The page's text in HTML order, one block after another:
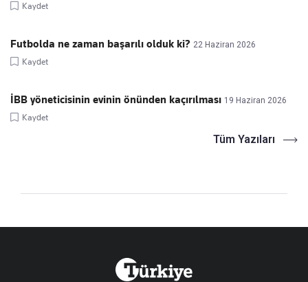
Kaydet
Futbolda ne zaman başarılı olduk ki? 22 Haziran 2026
Kaydet
İBB yöneticisinin evinin önünden kaçırılması 19 Haziran 2026
Kaydet
Tüm Yazıları